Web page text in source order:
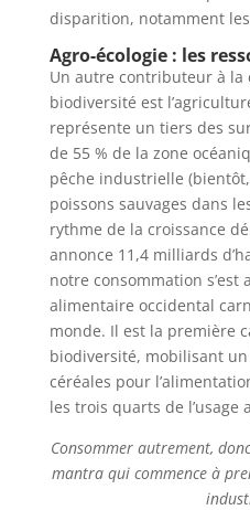
disparition, notamment
Agro-écologie : les
Un autre contributeur à la
biodiversité est
représente un tiers des
de 55 % de la zone
pêche industrielle
poissons sauvages dans
rythme de la croissance
annonce 11,4 milliards
notre consommation s’est
alimentaire occidental
monde. Il est la première
biodiversité, mobilisant
céréales pour
les trois quarts de l’usage
Consommer autrement,
mantra qui commence à